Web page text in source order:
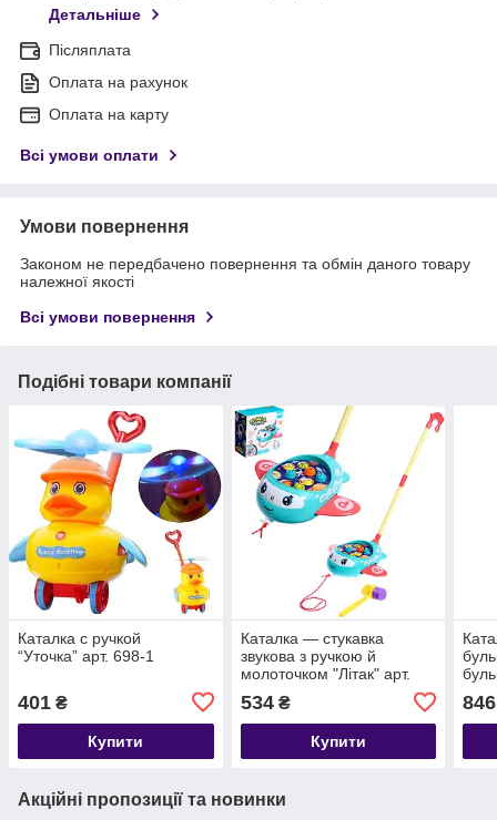
Детальніше
Післяплата
Оплата на рахунок
Оплата на карту
Всі умови оплати
Умови повернення
Законом не передбачено повернення та обмін даного товару
належної якості
Всі умови повернення
Подібні товари компанії
Каталка с ручкой
“Уточка” арт. 698-1
401 ₴
Купити
Каталка — стукавка
звукова з ручкою й
молоточком "Літак" арт.
534₴
Купити
арт.
846
Акційні пропозиції та новинки